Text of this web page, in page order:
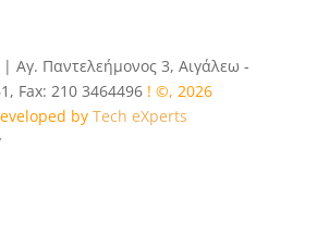
| Αγ. Παντελεήμονος 3, Αιγάλεω -
Fax: 210 3464496! ©, 2026
by Tech eXperts